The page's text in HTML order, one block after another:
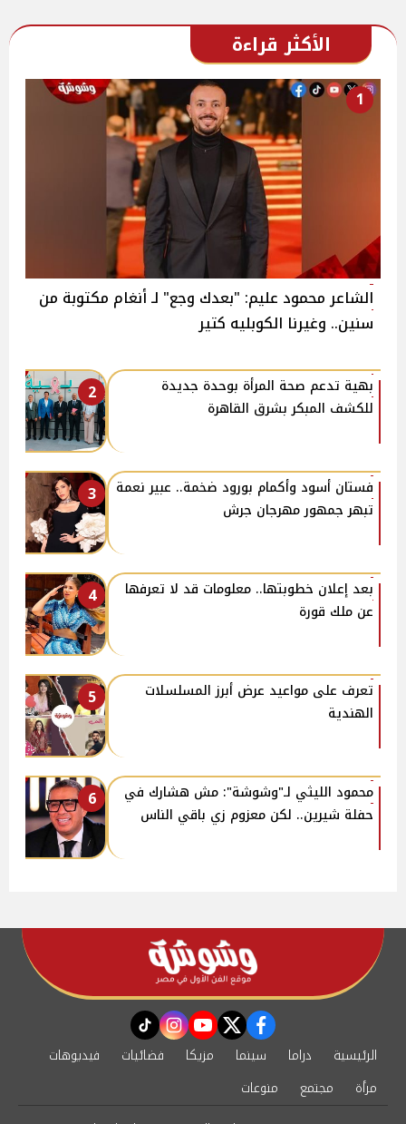
الأكثر قراءة
1
الشاعر محمود عليم: "بعدك وجع" لـ أنغام مكتوبة من
سنين.. وغيرنا الكوبليه كتير
2
بهية تدعم صحة المرأة بوحدة جديدة
للكشف المبكر بشرق القاهرة
3
فستان أسود وأكمام بورود ضخمة.. عبير نعمة
تبهر جمهور مهرجان جرش
4
بعد إعلان خطوبتها.. معلومات قد لا تعرفها
عن ملك قورة
5
تعرف على مواعيد عرض أبرز المسلسلات
الهندية
6
محمود الليثي لـ"وشوشة": مش هشارك في
حفلة شيرين.. لكن معزوم زي باقي الناس
facebook
twitter
youtube
instagram
tiktok
الرئيسية دراما سينما مزيكا فضائيات
فيديوهات
مرأة
مجتمع
منوعات